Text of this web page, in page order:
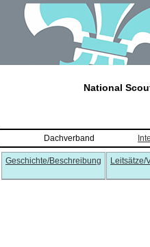
National
Dachverband
Geschichte/Beschreibung Leitsätze/